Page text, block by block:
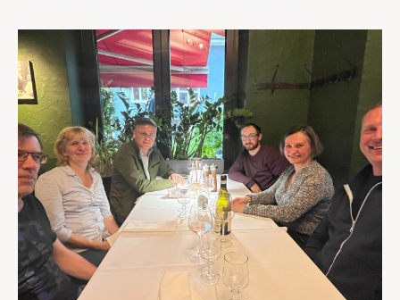
Unterstützung im Privatleben
Berufliche Weiterentwicklung
Mitglied werden
Aktuell